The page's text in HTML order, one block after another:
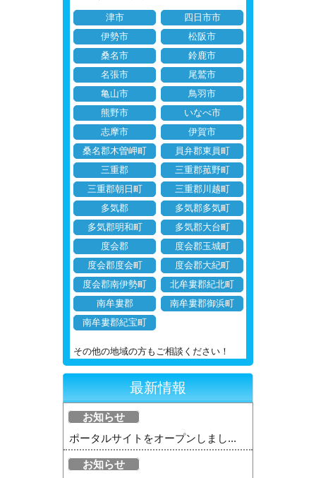
津市
四日市市
伊勢市
松阪市
桑名市
鈴鹿市
名張市
尾鷲市
亀山市
鳥羽市
熊野市
いなべ市
志摩市
伊賀市
桑名郡木曽岬町
員弁郡東員町
三重郡
三重郡菰野町
三重郡朝日町
三重郡川越町
多気郡
多気郡多気町
多気郡明和町
多気郡大台町
度会郡
度会郡玉城町
度会郡度会町
度会郡大紀町
度会郡南伊勢町
北牟婁郡紀北町
南牟婁郡
南牟婁郡御浜町
南牟婁郡紀宝町
その他の地域の方もご相談ください！
最新情報
お知らせ
ポータルサイトをオープンしまし...
お知らせ